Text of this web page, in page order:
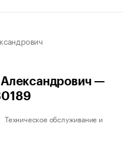
—
Техническое обслуживание и